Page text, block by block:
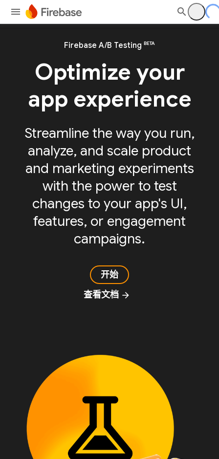
Firebase A/B Testing BETA
Optimize your
app experience
Streamline the way you run,
analyze, and scale product
and marketing experiments
with the power to test
changes to your app's UI,
features, or engagement
campaigns.
开始
查看文档 arrow_forward